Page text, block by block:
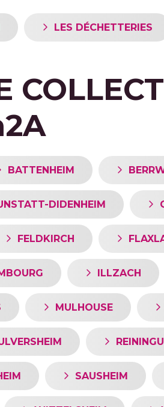
LES DÉCHETTERIES
2A
BATTENHEIM
DIDENHEIM
FELDKIRCH
ILLZACH
MULHOUSE
SAUSHEIM